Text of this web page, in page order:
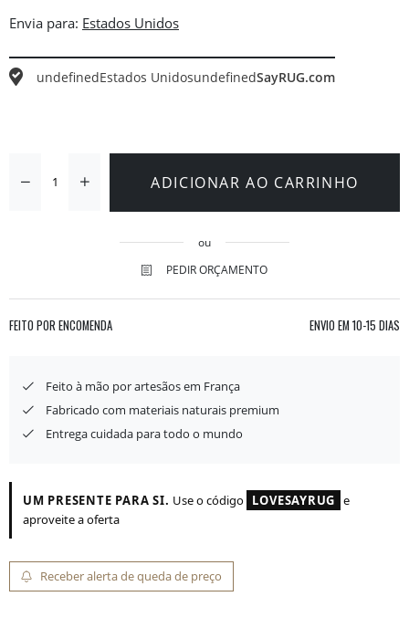
Envia para:
undefinedEstados UnidosundefinedSayRUG.com
ADICIONAR AO CARRINHO
ou
PEDIR ORÇAMENTO
FEITO POR ENCOMENDA ENVIO EM 10-15 DIAS
Feito à mão por artesãos em França
Fabricado com materiais naturais premium
Entrega cuidada para todo o mundo
UM PRESENTE PARA SI. Use o código LOVESAYRUG e
aproveite a oferta
Receber alerta de queda de preço